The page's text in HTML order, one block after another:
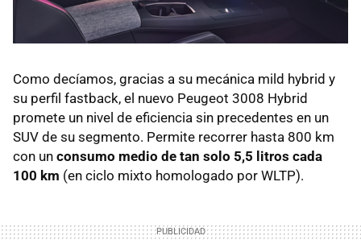
Como decíamos, gracias a su mecánica mild hybrid y
su perfil fastback, el nuevo Peugeot 3008 Hybrid
promete un nivel de eficiencia sin precedentes en un
SUV de su segmento. Permite recorrer hasta 800 km
con un consumo medio de tan solo 5,5 litros cada
100 km (en ciclo mixto homologado por WLTP).